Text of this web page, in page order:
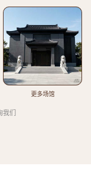
更多场馆
们